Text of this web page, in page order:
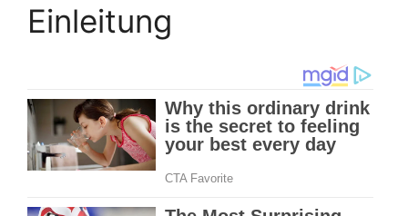
Einleitung